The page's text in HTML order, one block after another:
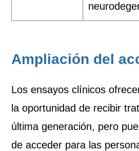
Ampliación del
Los ensayos clínicos
la oportunidad de recibir
última generación, pero
de acceder para las